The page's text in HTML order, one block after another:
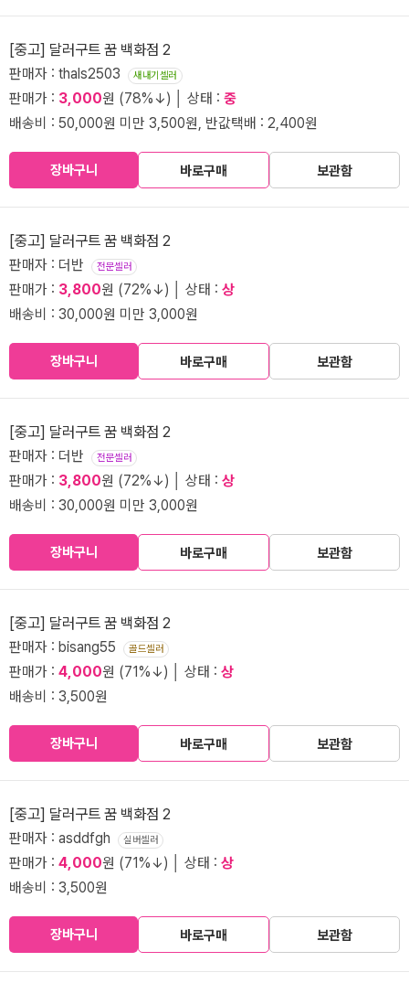
[중고] 달러구트 꿈 백화점 2
판매자 : thals2503 새내기셀러
판매가 : 3,000원 (78%↓) │ 상태 : 중
배송비 : 50,000원 미만 3,500원, 반값택배 : 2,400원
장바구니 바로구매 보관함
[중고] 달러구트 꿈 백화점 2
판매자 : 더반 전문셀러
판매가 : 3,800원 (72%↓) │ 상태 : 상
배송비 : 30,000원 미만 3,000원
장바구니 바로구매 보관함
[중고] 달러구트 꿈 백화점 2
판매자 : 더반 전문셀러
판매가 : 3,800원 (72%↓) │ 상태 : 상
배송비 : 30,000원 미만 3,000원
장바구니 바로구매 보관함
[중고] 달러구트 꿈 백화점 2
판매자 : bisang55 골드셀러
판매가 : 4,000원 (71%↓) │ 상태 : 상
배송비 : 3,500원
장바구니 바로구매 보관함
[중고] 달러구트 꿈 백화점 2
판매자 : asddfgh 실버셀러
판매가 : 4,000원 (71%↓) │ 상태 : 상
배송비 : 3,500원
장바구니 바로구매 보관함